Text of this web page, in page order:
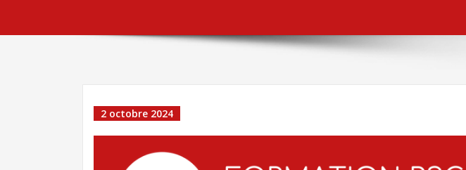
2 octobre 2024